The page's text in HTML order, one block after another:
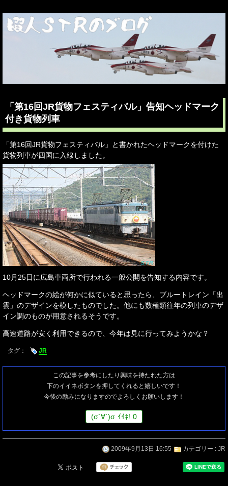
「第16回JR貨物フェスティバル」告知ヘッドマーク
付き貨物列車
「第16回JR貨物フェスティバル」と書かれたヘッドマークを付けた
貨物列車が四国に入線しました。
10月25日に広島車両所で行われる一般公開を告知する内容です。
ヘッドマークの絵が何かに似ていると思ったら、ブルートレイン「出
雲」のデザインを模したものでした。他にも数種類往年の列車のデザ
イン調のものが用意されるそうです。
高速道路が安く利用できるので、今年は見に行ってみようかな？
タグ： JR
この記事を参考にしたり興味を持たれた方は
下のイイネボタンを押してくれると嬉しいです！
今後の励みになりますのでよろしくお願いします！
(σ´∀`)σ ｲｲﾈ! 0
2009年9月13日 16:55 カテゴリー : JR